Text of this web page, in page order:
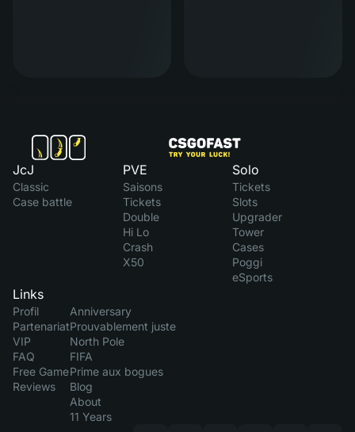
JcJ
Classic
Case battle
PVE
Saisons
Tickets
Double
Hi Lo
Crash
X50
Solo
Tickets
Slots
Upgrader
Tower
Cases
Poggi
eSports
Links
Profil
Partenariat
VIP
FAQ
Free Game
Reviews
Anniversary
Prouvablement juste
North Pole
FIFA
Prime aux bogues
Blog
About
11 Years